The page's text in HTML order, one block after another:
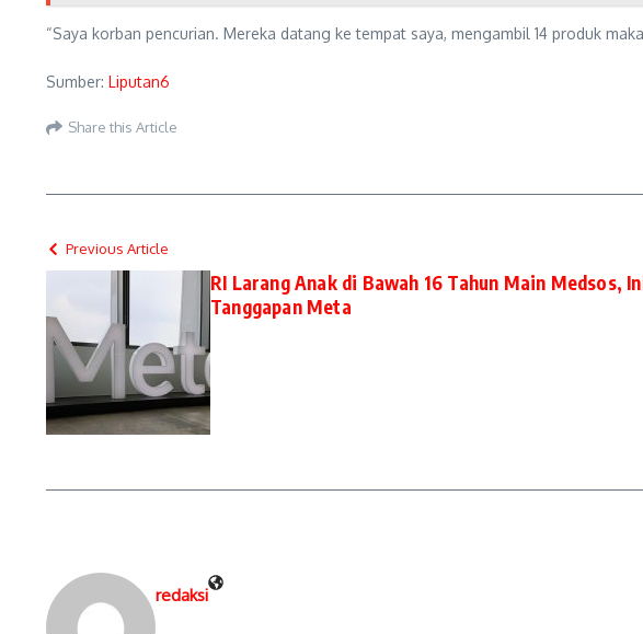
“Saya korban pencurian. Mereka datang ke tempat saya, mengambil 14 produk
Sumber: Liputan6
Share this Article
Previous Article
RI Larang Anak di Bawah 16 Tahun Main Medsos,
Tanggapan Meta
redaksi